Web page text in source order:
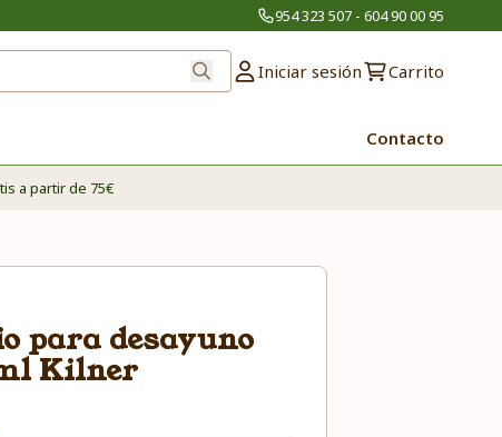
954 323 507 - 604 90 00 95
Iniciar sesión Carrito
Contacto
a partir de 75€
para desayuno
Kilner